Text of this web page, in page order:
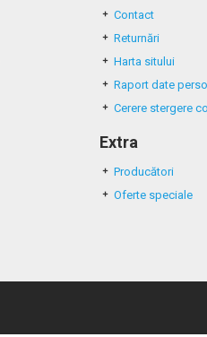
Contact
Returnări
Harta sitului
Raport date
Cerere stergere
Extra
Producători
Oferte speciale